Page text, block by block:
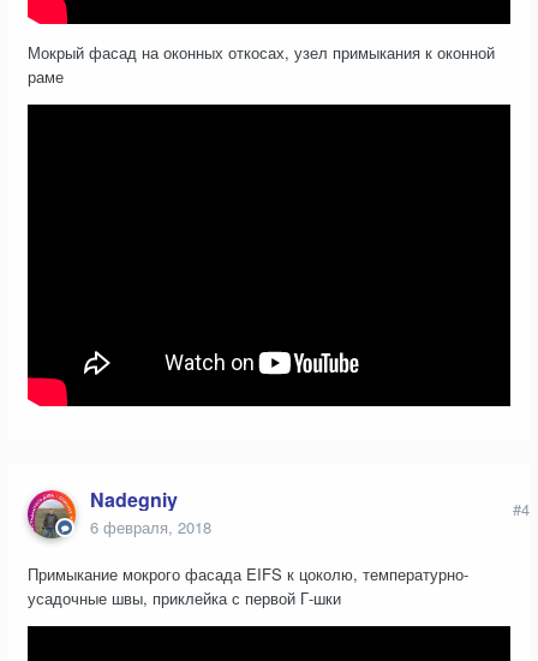
Мокрый фасад на оконных откосах, узел примыкания к оконной
раме
Nadegniy
6 февраля, 2018
#4
Примыкание мокрого фасада EIFS к цоколю, температурно-
усадочные швы, приклейка с первой Г-шки